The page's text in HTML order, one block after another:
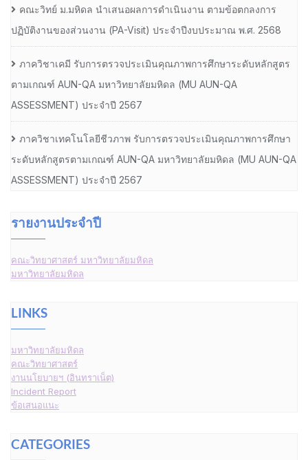
คณะวิทย์ ม.มหิดล นำเสนอผลการดำเนินงาน ตามข้อตกลงการ
ปฏิบัติงานของส่วนงาน (PA-Visit) ประจำปีงบประมาณ พ.ศ. 2568
ภาควิชาเคมี รับการตรวจประเมินคุณภาพการศึกษาระดับหลักสูตร
ตามเกณฑ์ AUN-QA มหาวิทยาลัยมหิดล (MU AUN-QA
ASSESSMENT) ประจำปี 2567
ภาควิชาเทคโนโลยีชีวภาพ รับการตรวจประเมินคุณภาพการศึกษา
ระดับหลักสูตรตามเกณฑ์ AUN-QA มหาวิทยาลัยมหิดล (MU AUN-QA
ASSESSMENT) ประจำปี 2567
รายงานประจำปี
คณะวิทยาศาสตร์ มหาวิทยาลัยมหิดล
มหาวิทยาลัยมหิดล
LINKS
มหาวิทยาลัยมหิดล
คณะวิทยาศาสตร์
งานนโยบายฯ (อินทราเน็ต)
Incident Report
ข้อเสนอแนะ
CATEGORIES